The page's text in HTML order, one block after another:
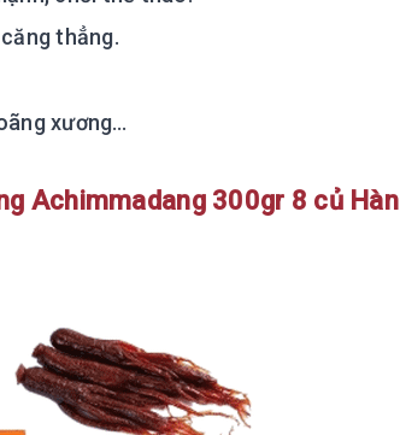
thẳng.
xương…
Achimmadang 300gr 8 củ Hàn